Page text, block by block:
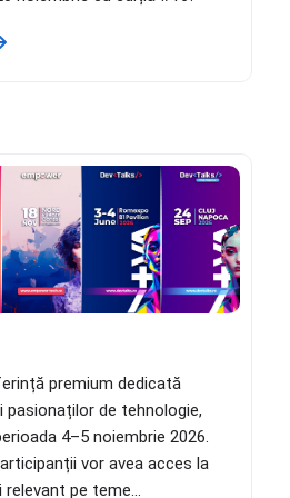
premium dedicată
de tehnologie,
4–5 noiembrie 2026.
vor avea acces la
pe teme...